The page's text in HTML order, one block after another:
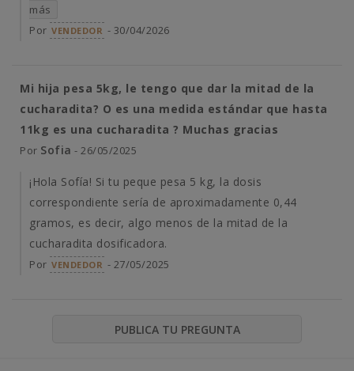
más
Por VENDEDOR - 30/04/2026
Mi hija pesa 5kg, le tengo que dar la mitad de la
cucharadita? O es una medida estándar que hasta
11kg es una cucharadita ? Muchas gracias
Por Sofia - 26/05/2025
¡Hola Sofía! Si tu peque pesa 5 kg, la dosis
correspondiente sería de aproximadamente 0,44
gramos, es decir, algo menos de la mitad de la
cucharadita dosificadora.
Por VENDEDOR - 27/05/2025
PUBLICA TU PREGUNTA